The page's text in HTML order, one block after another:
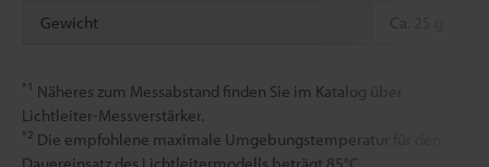
Gewicht Ca. 25 g
*1 Näheres zum Messabstand finden Sie im Katalog über
Lichtleiter-Messverstärker.
*2 Die empfohlene maximale Umgebungstemperatur für den